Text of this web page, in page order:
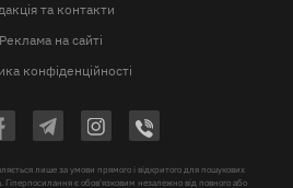
та контакти
Реклама на сайті
конфіденційності
лише за умови прямого і відкритого для пошукових
є обов'язковим незалежно від повного або